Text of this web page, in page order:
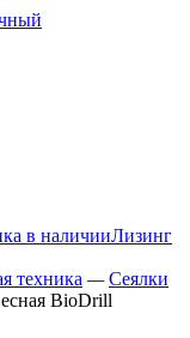
в наличииЛизинг
техника — Сеялки
BioDrill